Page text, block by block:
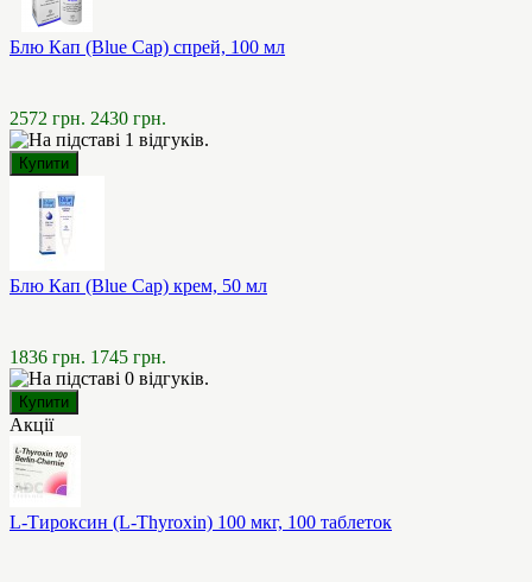
Блю Кап (Blue Cap) спрей, 100 мл
2572 грн. 2430 грн.
Блю Кап (Blue Cap) крем, 50 мл
1836 грн. 1745 грн.
Акції
L-Тироксин (L-Thyroxin) 100 мкг, 100 таблеток